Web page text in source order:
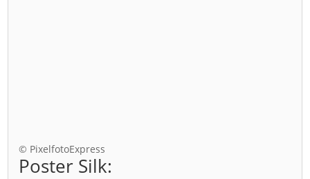
© PixelfotoExpress
Poster Silk: